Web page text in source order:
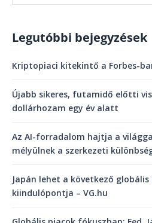
Legutóbbi bejegyzések
Kriptopiaci kitekintő a Forbes-
Újabb sikeres, futamidő előtti
dollárhozam egy év alatt
Az AI-forradalom hajtja a
mélyülnek a szerkezeti
Japán lehet a következő globális
kiindulópontja – VG.hu